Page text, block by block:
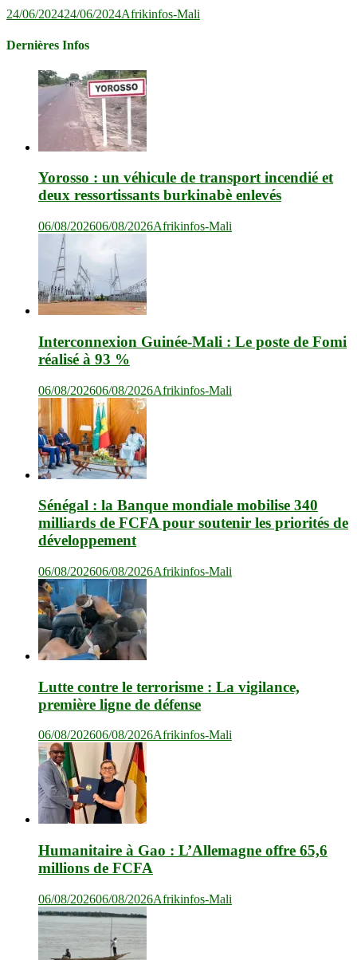
24/06/202424/06/2024Afrikinfos-Mali
Dernières Infos
Yorosso : un véhicule de transport incendié et
deux ressortissants burkinabè enlevés
06/08/202606/08/2026Afrikinfos-Mali
Interconnexion Guinée-Mali : Le poste de Fomi
réalisé à 93 %
06/08/202606/08/2026Afrikinfos-Mali
Sénégal : la Banque mondiale mobilise 340
milliards de FCFA pour soutenir les priorités de
développement
06/08/202606/08/2026Afrikinfos-Mali
Lutte contre le terrorisme : La vigilance,
première ligne de défense
06/08/202606/08/2026Afrikinfos-Mali
Humanitaire à Gao : L’Allemagne offre 65,6
millions de FCFA
06/08/202606/08/2026Afrikinfos-Mali